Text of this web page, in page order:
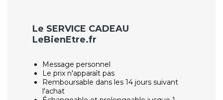
Le SERVICE CADEAU
LeBienEtre.fr
Message personnel
Le prix n'apparaît pas
Remboursable dans les 14 jours suivant
l'achat